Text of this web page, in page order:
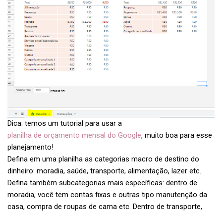
Dica: temos um tutorial para usar a
planilha de orçamento mensal do Google, muito boa para esse
planejamento!
Defina em uma planilha as categorias macro de destino do
dinheiro: moradia, saúde, transporte, alimentação, lazer etc.
Defina também subcategorias mais específicas: dentro de
moradia, você tem contas fixas e outras tipo manutenção da
casa, compra de roupas de cama etc. Dentro de transporte,